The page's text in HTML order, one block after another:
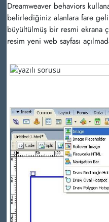
Dreamweaver behaviors
belirlediğiniz alanlara fare
büyültülmüş bir resmi ekrana
resim yeni web sayfası